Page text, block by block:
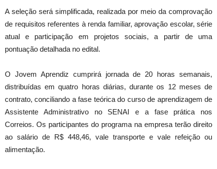
A seleção será simplificada, realizada por meio da comprovação
de requisitos referentes à renda familiar, aprovação escolar, série
atual e participação em projetos sociais, a partir de uma
pontuação detalhada no edital.
O Jovem Aprendiz cumprirá jornada de 20 horas semanais,
distribuídas em quatro horas diárias, durante os 12 meses de
contrato, conciliando a fase teórica do curso de aprendizagem de
Assistente Administrativo no SENAI e a fase prática nos
Correios. Os participantes do programa na empresa terão direito
ao salário de R$ 448,46, vale transporte e vale refeição ou
alimentação.